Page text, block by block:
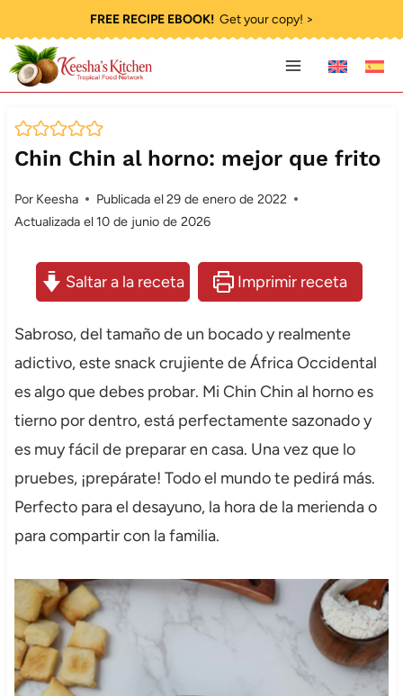
al
contenido
FREE RECIPE EBOOK!Get your copy! >
Chin Chin al horno: mejor que frito
Por Keesha Publicada el29 de enero de 2022
Actualizada el 10 de junio de 2026
Saltar a la receta Imprimir receta
Sabroso, del tamaño de un bocado y realmente
adictivo, este snack crujiente de África Occidental
es algo que debes probar. Mi Chin Chin al horno es
tierno por dentro, está perfectamente sazonado y
es muy fácil de preparar en casa. Una vez que lo
pruebes, ¡prepárate! Todo el mundo te pedirá más.
Perfecto para el desayuno, la hora de la merienda o
para compartir con la familia.